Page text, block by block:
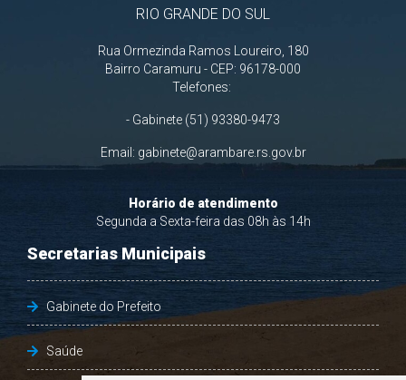
RIO GRANDE DO SUL
Rua Ormezinda Ramos Loureiro, 180
Bairro Caramuru - CEP: 96178-000
Telefones:
- Gabinete (51) 93380-9473
Email: gabinete@arambare.rs.gov.br
Horário de atendimento
Segunda a Sexta-feira das 08h às 14h
Secretarias Municipais
Gabinete do Prefeito
Saúde